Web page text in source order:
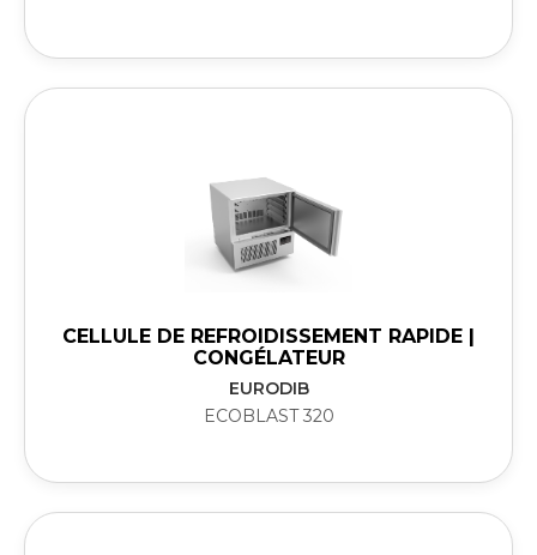
CELLULE DE REFROIDISSEMENT RAPIDE |
CONGÉLATEUR
EURODIB
ECOBLAST 320